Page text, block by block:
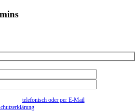
telefonisch oder per E-Mail